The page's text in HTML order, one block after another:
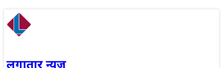
लगातार न्युज